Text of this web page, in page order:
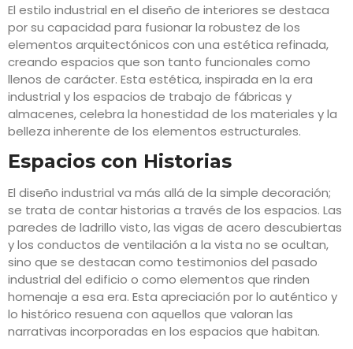
El estilo industrial en el diseño de interiores se destaca
por su capacidad para fusionar la robustez de los
elementos arquitectónicos con una estética refinada,
creando espacios que son tanto funcionales como
llenos de carácter. Esta estética, inspirada en la era
industrial y los espacios de trabajo de fábricas y
almacenes, celebra la honestidad de los materiales y la
belleza inherente de los elementos estructurales.
Espacios con Historias
El diseño industrial va más allá de la simple decoración;
se trata de contar historias a través de los espacios. Las
paredes de ladrillo visto, las vigas de acero descubiertas
y los conductos de ventilación a la vista no se ocultan,
sino que se destacan como testimonios del pasado
industrial del edificio o como elementos que rinden
homenaje a esa era. Esta apreciación por lo auténtico y
lo histórico resuena con aquellos que valoran las
narrativas incorporadas en los espacios que habitan.